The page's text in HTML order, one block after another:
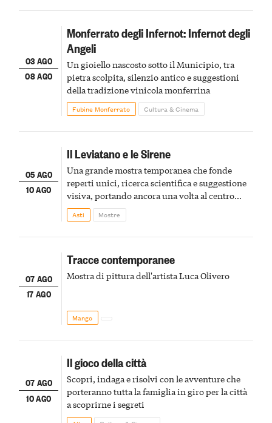
03 AGO
08 AGO
Monferrato degli Infernot: Infernot degli
Angeli
Un gioiello nascosto sotto il Municipio, tra
pietra scolpita, silenzio antico e suggestioni
della tradizione vinicola monferrina
Fubine Monferrato Cultura & Cinema
05 AGO
10 AGO
Il Leviatano e le Sirene
Una grande mostra temporanea che fonde
reperti unici, ricerca scientifica e suggestione
visiva, portando ancora una volta al centro
della scena le meraviglie del passato astigiano
Asti Mostre
07 AGO
17 AGO
Tracce contemporanee
Mostra di pittura dell'artista Luca Olivero
Mango
07 AGO
10 AGO
Il gioco della città
Scopri, indaga e risolvi con le avventure che
porteranno tutta la famiglia in giro per la città
a scoprirne i segreti